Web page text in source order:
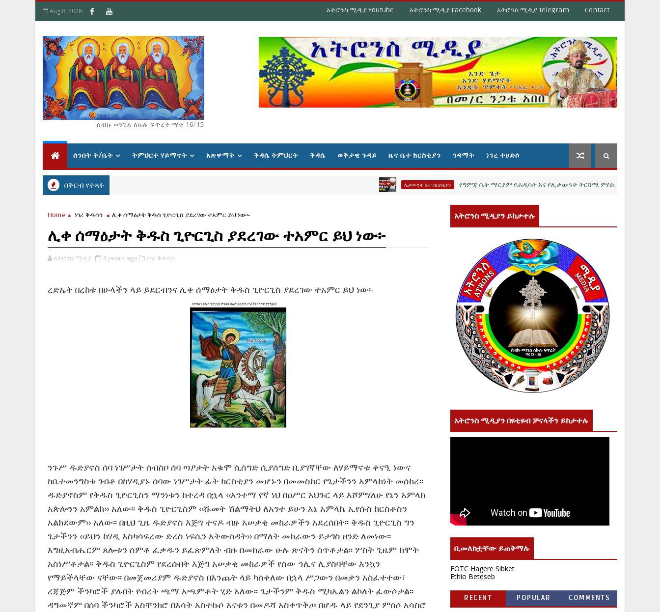
Aug 8, 2026 አትሮንስ ሚዲያ Youtube አትሮንስ ሚዲያ Facebook አትሮንስ ሚዲያ Telegram Contact
ስብኩ ወንጌለ ለኩሉ ፍጥረት ማቴ 16፤15
ሰንበት ት/ቤት ትምህርተ ሃይማኖት አጽዋማት ቅዳሴ ትምህርት ቅዳሴ ወቅታዊ ጉዳይ ዜና ቤተ ክርስቲያን ገዳማት ነገረ ተሀድሶ
በቅርብ የተጻፉ ሊቃውንተ ቤተ ክርስቲያን የግምጃ ቤት ማርያም የሐዲሳት እና የሊቃውንት ትርጓሜ ምስክር መምህር ከሆኑት ከመጋቤ
Home ነገረ ቅዱሳን ሊቀ ሰማዕታት ቅዱስ ጊዮርጊስ ያደረገው ተአምር ይህ ነው፡-
ሊቀ ሰማዕታት ቅዱስ ጊዮርጊስ ያደረገው ተአምር ይህ ነው፡-
አትሮንስ ሚዲያ 4 years ago ነገረ ቅዱሳን,
ረድኤት በረከቱ በሁላችን ላይ ይደርብንና ሊቀ ሰማዕታት ቅዱስ ጊዮርጊስ ያደረገው ተአምር ይህ ነው፡-
ንጉሥ ዱድያኖስ ሰባ ነገሥታት ሰብስቦ ሰባ ጣዖታት አቁሞ ሲሰግድ ሲያሰግድ ቢያገኛቸው ለሃይማኖቱ ቀናዒ ነውና
ከቤተመንግስቱ ገብቶ በከሃዲያኑ ሰባው ነገሥታት ፊት ክርስቲያን መሆኑን በመመስከር የጌታችንን አምላክነት መሰከረ፡፡
ዱድያኖስም የቅዱስ ጊዮርጊስን ማንነቱን ከተረዳ በኋላ ‹‹አንተማ የኛ ነህ በዐሥር አህጉር ላይ እሾምሃለሁ የኔን አምላክ
አጵሎንን አምልክ›› አለው፡፡ ቅዱስ ጊዮርጊስም ‹‹ሹመት ሽልማትህ ለአንተ ይሁን እኔ አምላኬ ኢየሱስ ክርስቶስን
አልክደውም›› አለው፡፡ በዚህ ጊዜ ዱድያኖስ እጅግ ተናዶ ብዙ አሠቃቂ መከራዎችን አደረሰበት፡፡ ቅዱስ ጊዮርጊስ ግን
ጌታችንን ‹‹ይህን ከሃዲ እስካሳፍረው ድረስ ነፍሴን አትውሰዳት›› በማለት መከራውን ይታገስ ዘንድ ለመነው፡፡
እግዚአብሔርም ጸሎቱን ሰምቶ ፈቃዱን ይፈጽምለት ብዙ በመከራው ሁሉ ጽናትን ሰጥቶታል፡፡ ሦስት ጊዜም ከሞት
አስነሥቶታል፡፡ ቅዱስ ጊዮርጊስም የደረሱበት እጅግ አሠቃቂ መከራዎች የሰው ኅሊና ሊያስባቸው እንኳን
የማይችላቸው ናቸው፡፡ በመጀመሪያም ዱድያኖስ በእንጨት ላይ ካሰቀለው በኋላ ሥጋውን በመቃን አስፈተተው፣
ረጃጅም ችንካሮች ያሉበት የብረት ጫማ አጫምቶት ሂድ አለው፡፡ ጌታችንም ቅዱስ ሚካኤልን ልኮለት ፈውሶታል፡፡
ዳግመኛም በሰባ ችንካሮች አስቸንክሮ በእሳት አስተኩሶ አናቱን በመዶሻ አስቀጥቅጦ በሆዱ ላይ የደንጊያ ምሰሶ አሳስሮ
አትሮንስ ሚዲያን ይከታተሉ
አትሮንስ ሚዲያን በዩቲዩብ ቻናላችን ይከታተሉ
ቢመለከቷቸው ይጠቅማሉ
EOTC Hagere Sibket
Ethio Beteseb
RECENT POPULAR COMMENTS